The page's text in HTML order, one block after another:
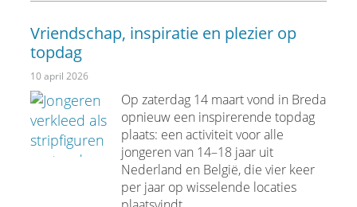
Vriendschap, inspiratie en plezier op
topdag
10 april 2026
Op zaterdag 14 maart vond in Breda
opnieuw een inspirerende topdag
plaats: een activiteit voor alle
jongeren van 14–18 jaar uit
Nederland en België, die vier keer
per jaar op wisselende locaties